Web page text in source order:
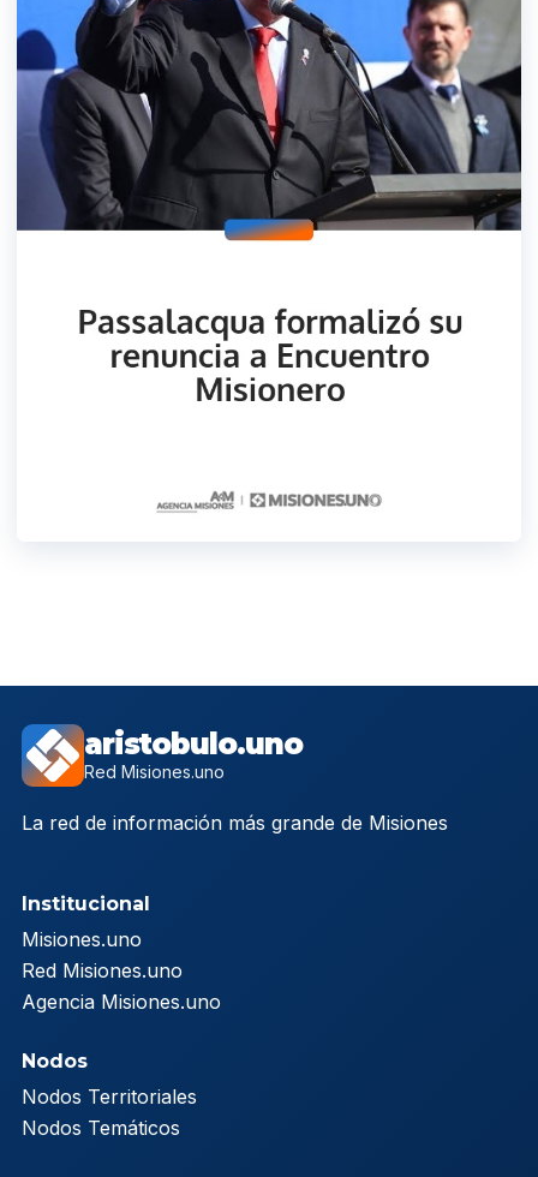
aristobulo.uno
Red Misiones.uno
La red de información más grande de Misiones
Institucional
Misiones.uno
Red Misiones.uno
Agencia Misiones.uno
Nodos
Nodos Territoriales
Nodos Temáticos